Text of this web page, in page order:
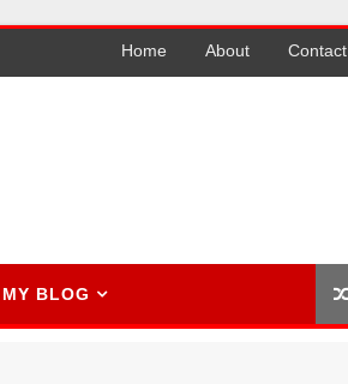
Home About Contact
MY BLOG